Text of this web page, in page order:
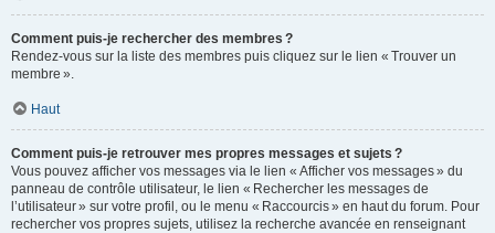
Comment puis-je rechercher des membres ?
Rendez-vous sur la liste des membres puis cliquez sur le lien « Trouver un
membre ».
Haut
Comment puis-je retrouver mes propres messages et sujets ?
Vous pouvez afficher vos messages via le lien « Afficher vos messages » du
panneau de contrôle utilisateur, le lien « Rechercher les messages de
l’utilisateur » sur votre profil, ou le menu « Raccourcis » en haut du forum. Pour
rechercher vos propres sujets, utilisez la recherche avancée en renseignant